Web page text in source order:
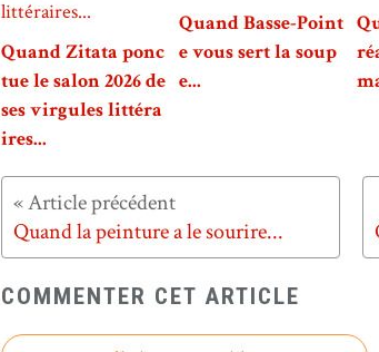
Quand Zitata ponc
tue le salon 2026 de
ses virgules littéra
ires...
Quand Basse-Point
e vous sert la soup
e...
Quand la peinture a le sourire...
COMMENTER CET ARTICLE